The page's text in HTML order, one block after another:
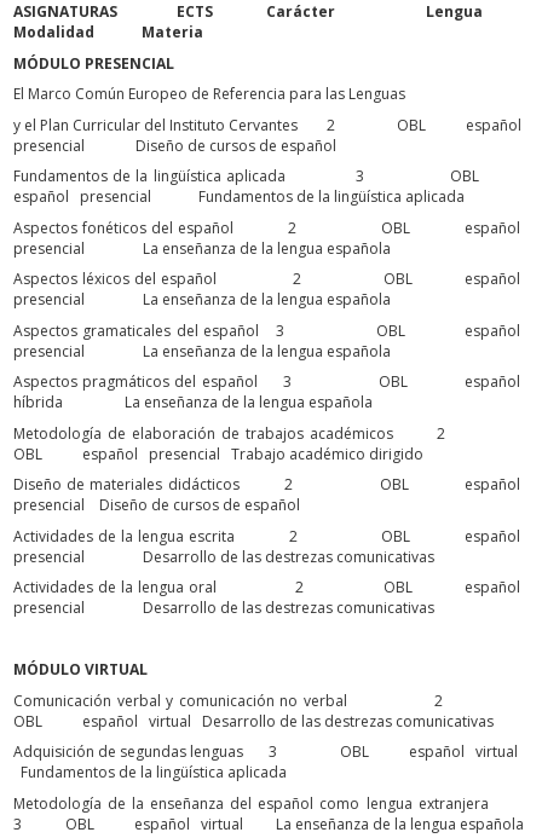
ASIGNATURAS ECTS Carácter Lengua
Modalidad Materia
MÓDULO PRESENCIAL
El Marco Común Europeo de Referencia para las Lenguas
y el Plan Curricular del Instituto Cervantes 2 OBL español
presencial Diseño de cursos de español
Fundamentos de la lingüística aplicada 3 OBL
español presencial Fundamentos de la lingüística aplicada
Aspectos fonéticos del español 2 OBL español
presencial La enseñanza de la lengua española
Aspectos léxicos del español 2 OBL español
presencial La enseñanza de la lengua española
Aspectos gramaticales del español 3 OBL español
presencial La enseñanza de la lengua española
Aspectos pragmáticos del español 3 OBL español
híbrida La enseñanza de la lengua española
Metodología de elaboración de trabajos académicos 2
OBL español presencial Trabajo académico dirigido
Diseño de materiales didácticos 2 OBL español
presencial Diseño de cursos de español
Actividades de la lengua escrita 2 OBL español
presencial Desarrollo de las destrezas comunicativas
Actividades de la lengua oral 2 OBL español
presencial Desarrollo de las destrezas comunicativas
MÓDULO VIRTUAL
Comunicación verbal y comunicación no verbal 2
OBL español virtual Desarrollo de las destrezas comunicativas
Adquisición de segundas lenguas 3 OBL español virtual
Fundamentos de la lingüística aplicada
Metodología de la enseñanza del español como lengua extranjera
3 OBL español virtual La enseñanza de la lengua española